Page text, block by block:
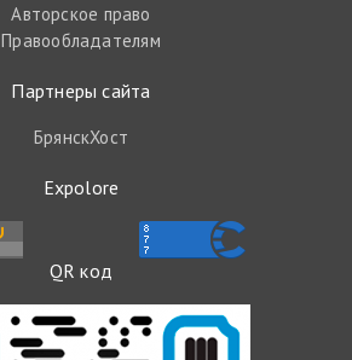
Авторское право
Правообладателям
Партнеры сайта
БрянскХост
Expolore
QR код